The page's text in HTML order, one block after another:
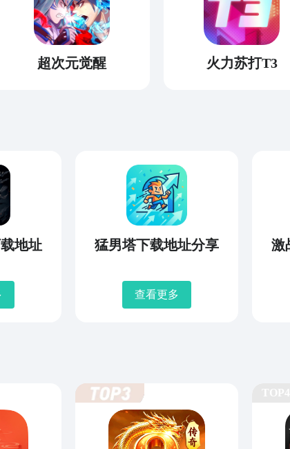
超次元觉醒 火力苏打T3
地址
猛男塔下载地址分享
查看更多
激